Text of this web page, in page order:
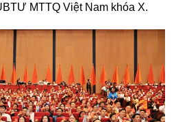
MTTQ Việt Nam khóa X.